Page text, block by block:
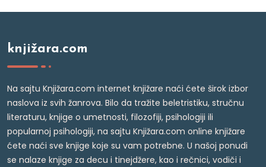
knjižara.com
Na sajtu Knjižara.com internet knjižare naći ćete širok izbor
naslova iz svih žanrova. Bilo da tražite beletristiku, stručnu
literaturu, knjige o umetnosti, filozofiji, psihologiji ili
popularnoj psihologiji, na sajtu Knjižara.com online knjižare
ćete naći sve knjige koje su vam potrebne. U našoj ponudi
se nalaze knjige za decu i tinejdžere, kao i rečnici, vodiči i